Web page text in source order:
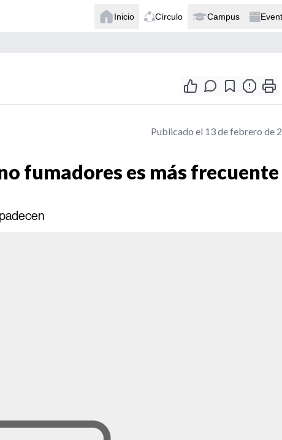
Inicio Círculo Campus
Publicado el 13 de febrero de
fumadores es más frecuente